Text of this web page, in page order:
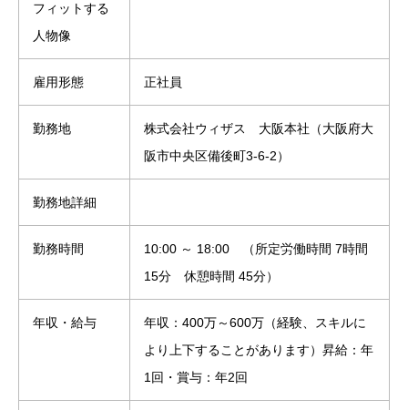
フィットする
人物像
雇用形態 正社員
勤務地
株式会社ウィザス 大阪本社（大阪府大
阪市中央区備後町3-6-2）
勤務地詳細
勤務時間
10:00 ～ 18:00 （所定労働時間 7時間
15分 休憩時間 45分）
年収・給与
年収：400万～600万（経験、スキルに
より上下することがあります）昇給：年
1回・賞与：年2回